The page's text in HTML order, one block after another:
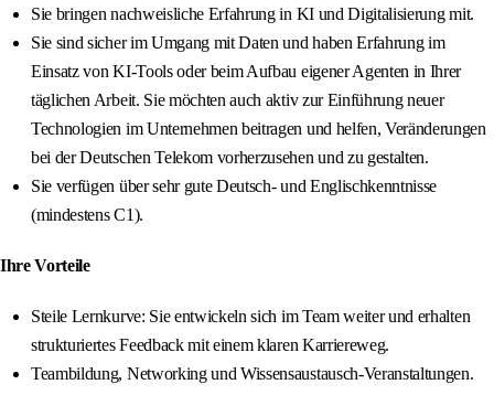
Sie bringen nachweisliche Erfahrung in KI und Digitalisierung mit.
Sie sind sicher im Umgang mit Daten und haben Erfahrung im
Einsatz von KI-Tools oder beim Aufbau eigener Agenten in Ihrer
täglichen Arbeit. Sie möchten auch aktiv zur Einführung neuer
Technologien im Unternehmen beitragen und helfen, Veränderungen
bei der Deutschen Telekom vorherzusehen und zu gestalten.
Sie verfügen über sehr gute Deutsch- und Englischkenntnisse
(mindestens C1).
Ihre Vorteile
Steile Lernkurve: Sie entwickeln sich im Team weiter und erhalten
strukturiertes Feedback mit einem klaren Karriereweg.
Teambildung, Networking und Wissensaustausch-Veranstaltungen.